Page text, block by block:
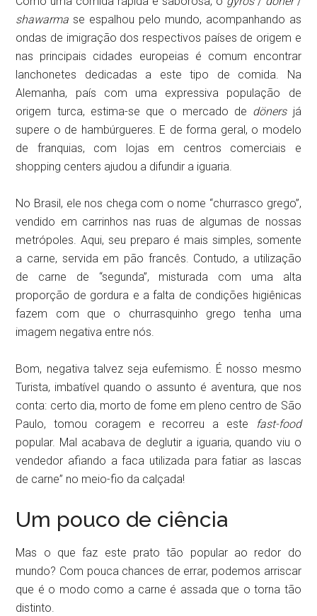
shawarma se espalhou pelo mundo, acompanhando as
ondas de imigração dos respectivos países de origem e
nas principais cidades europeias é comum encontrar
lanchonetes dedicadas a este tipo de comida. Na
Alemanha, país com uma expressiva população de
origem turca, estima-se que o mercado de dönersjá
supere o de hambúrgueres. E de forma geral, o modelo
de franquias, com lojas em centros comerciais e
shopping centers ajudou a difundir a iguaria.
No Brasil, ele nos chega com o nome “churrasco grego”,
vendido em carrinhos nas ruas de algumas de nossas
metrópoles. Aqui, seu preparo é mais simples, somente
a carne, servida em pão francês. Contudo, a utilização
de carne de “segunda”, misturada com uma alta
proporção de gordura e a falta de condições higiênicas
fazem com que o churrasquinho grego tenha uma
imagem negativa entre nós.
Bom, negativa talvez seja eufemismo. É nosso mesmo
Turista, imbatível quando o assunto é aventura, que nos
conta: certo dia, morto de fome em pleno centro de São
Paulo, tomou coragem e recorreu a este
fast-food
popular. Mal acabava de deglutir a iguaria, quando viu o
vendedor afiando a faca utilizada para fatiar as lascas
de carne” no meio-fio da calçada!
Um pouco de ciência
Mas o que faz este prato tão popular ao redor do
mundo? Com pouca chances de errar, podemos arriscar
que é o modo como a carne é assada que o torna tão
distinto.